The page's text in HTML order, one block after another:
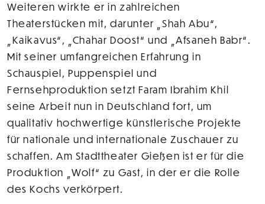
Weiteren wirkte er in zahlreichen
Theaterstücken mit, darunter „Shah Abu“,
„Kaikavus“, „Chahar Doost“ und „Afsaneh Babr“.
Mit seiner umfangreichen Erfahrung in
Schauspiel, Puppenspiel und
Fernsehproduktion setzt Faram Ibrahim Khil
seine Arbeit nun in Deutschland fort, um
qualitativ hochwertige künstlerische Projekte
für nationale und internationale Zuschauer zu
schaffen. Am Stadttheater Gießen ist er für die
Produktion „Wolf“ zu Gast, in der er die Rolle
des Kochs verkörpert.